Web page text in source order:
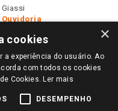
Giassi
Ouvidoria
×
cookies
a experiência do usuário. Ao
com todos os cookies
Cookies. Ler mais
DESEMPENHO